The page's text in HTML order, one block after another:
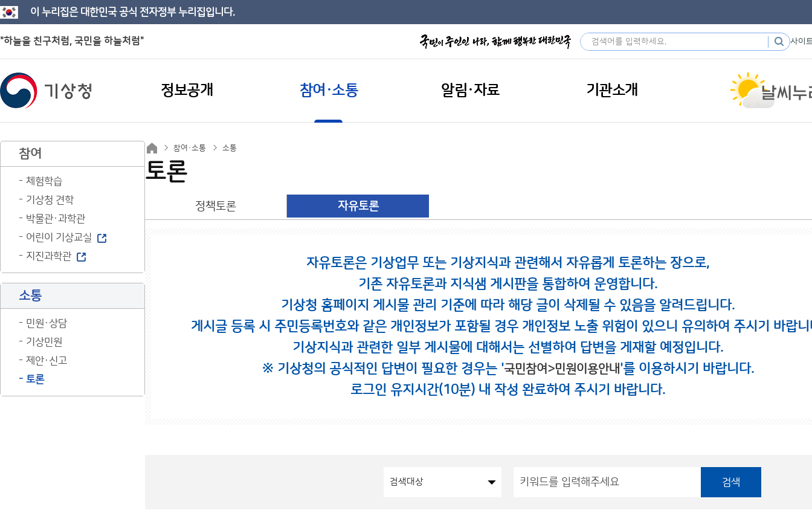
이 누리집은 대한민국 공식 전자정부 누리집입니다.
"하늘을 친구처럼, 국민을 하늘처럼" 사이
정보공개 참여·소통 알림·자료 기관소개
참여
체험학습
기상청 견학
박물관·과학관
어린이 기상교실
지진과학관
소통
민원·상담
기상민원
제안·신고
토론
참여·소통 소통
토론
정책토론 자유토론
자유토론은 기상업무 또는 기상지식과 관련해서 자유롭게 토론하는 장으로,
기존 자유토론과 지식샘 게시판을 통합하여 운영합니다.
기상청 홈페이지 게시물 관리 기준에 따라 해당 글이 삭제될 수 있음을 알려드립니다.
게시글 등록 시 주민등록번호와 같은 개인정보가 포함될 경우 개인정보 노출 위험이 있으니 유의하여 주시기 바랍니
기상지식과 관련한 일부 게시물에 대해서는 선별하여 답변을 게재할 예정입니다.
※ 기상청의 공식적인 답변이 필요한 경우는 '국민참여>민원이용안내'를 이용하시기 바랍니다.
로그인 유지시간(10분) 내 작성 완료하여 주시기 바랍니다.
검색